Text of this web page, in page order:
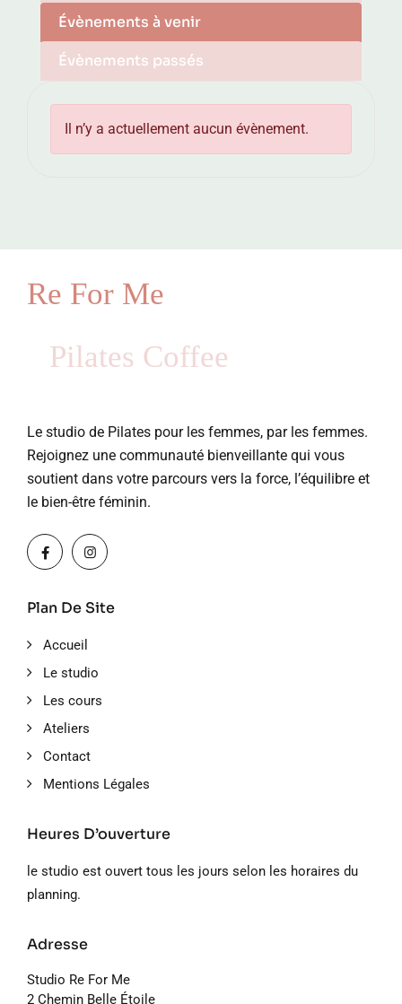
Évènements à venir
Évènements passés
Il n’y a actuellement aucun évènement.
Re For Me
Pilates Coffee
Le studio de Pilates pour les femmes, par les femmes.
Rejoignez une communauté bienveillante qui vous
soutient dans votre parcours vers la force, l’équilibre et
le bien-être féminin.
Plan De Site
Accueil
Le studio
Les cours
Ateliers
Contact
Mentions Légales
Heures D’ouverture
le studio est ouvert tous les jours selon les horaires du
planning.
Adresse
Studio Re For Me
2 Chemin Belle Étoile